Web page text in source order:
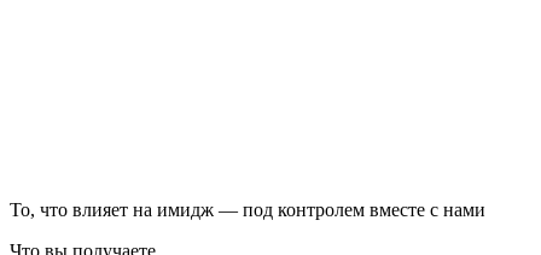
То, что влияет на имидж — под контролем вместе с нами
Что вы получаете